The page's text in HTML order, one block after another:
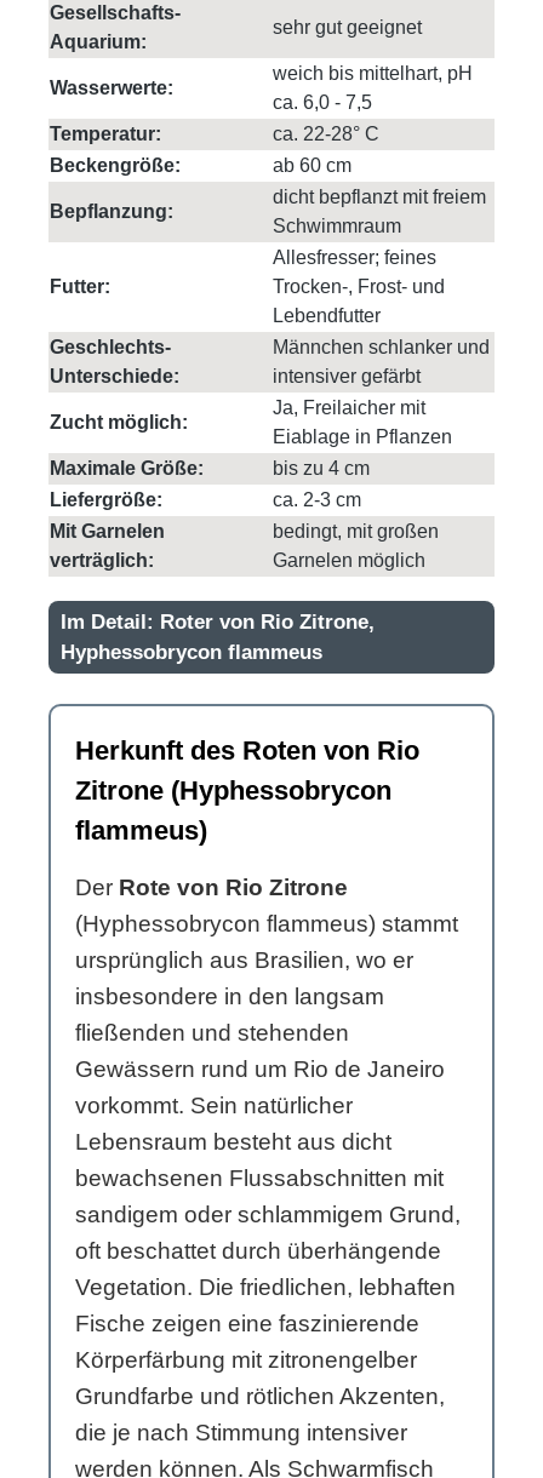
Gesellschafts-
Aquarium:
sehr gut geeignet
Wasserwerte:
weich bis mittelhart, pH
ca. 6,0 - 7,5
Temperatur:
ca. 22-28° C
Beckengröße:
ab 60 cm
Bepflanzung:
dicht bepflanzt mit freiem
Schwimmraum
Futter:
Allesfresser; feines
Trocken-, Frost- und
Lebendfutter
Geschlechts-
Unterschiede:
Männchen schlanker und
intensiver gefärbt
Zucht möglich:
Ja, Freilaicher mit
Eiablage in Pflanzen
Maximale Größe:
bis zu 4 cm
Liefergröße:
ca. 2-3 cm
Mit Garnelen
verträglich:
bedingt, mit großen
Garnelen möglich
Im Detail: Roter von Rio Zitrone,
Hyphessobrycon flammeus
Herkunft des Roten von Rio
Zitrone (Hyphessobrycon
flammeus)
Der Rote von Rio Zitrone
(Hyphessobrycon flammeus) stammt
ursprünglich aus Brasilien, wo er
insbesondere in den langsam
fließenden und stehenden
Gewässern rund um Rio de Janeiro
vorkommt. Sein natürlicher
Lebensraum besteht aus dicht
bewachsenen Flussabschnitten mit
sandigem oder schlammigem Grund,
oft beschattet durch überhängende
Vegetation. Die friedlichen, lebhaften
Fische zeigen eine faszinierende
Körperfärbung mit zitronengelber
Grundfarbe und rötlichen Akzenten,
die je nach Stimmung intensiver
werden können. Als Schwarmfisch